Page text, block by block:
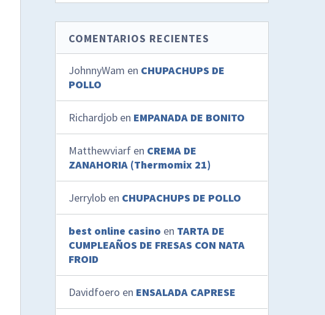
COMENTARIOS RECIENTES
JohnnyWam en CHUPACHUPS DE
POLLO
Richardjob en EMPANADA DE BONITO
Matthewviarf en CREMA DE
ZANAHORIA (Thermomix 21)
Jerrylob en CHUPACHUPS DE POLLO
best online casino en TARTA DE
CUMPLEAÑOS DE FRESAS CON NATA
FROID
Davidfoero en ENSALADA CAPRESE